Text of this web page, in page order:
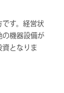
です。経営状
の機器設備が
資となりま